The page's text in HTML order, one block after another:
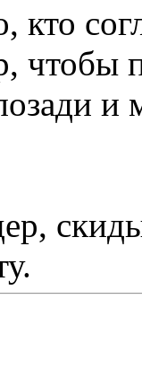
кто
чтобы
и